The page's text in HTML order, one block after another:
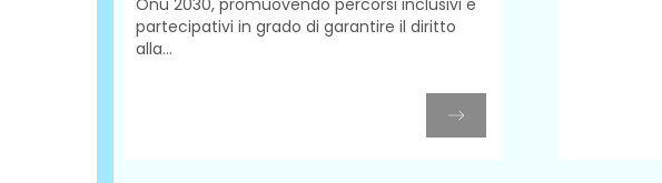
Onu 2030, promuovendo percorsi inclusivi e
partecipativi in grado di garantire il diritto
alla...